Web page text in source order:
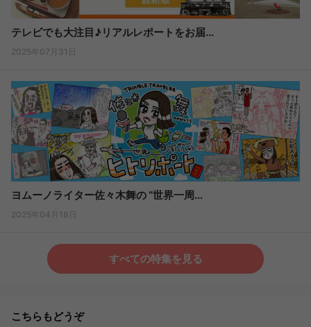
テレビでも大注目♪リアルレポートをお届...
2025年07月31日
ヨムーノライター佐々木舞の “世界一周...
2025年04月18日
すべての特集を見る
こちらもどうぞ